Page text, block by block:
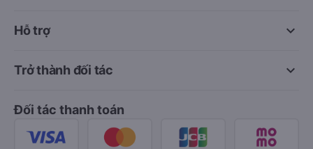
keyboard_arrow_down
Hỗ trợ
keyboard_arrow_down
Trở thành đối tác
Đối tác thanh toán